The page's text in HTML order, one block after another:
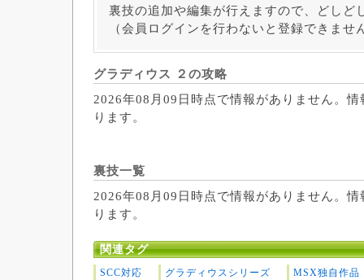
裏技の追加や編集が行えますので、どしど
（会員ログインを行わないと登録できませ
グラディウス ２の攻略
2026年08月09日時点で情報がありません。
ります。
裏技一覧
2026年08月09日時点で情報がありません。
ります。
関連タグ
SCC対応 グラディウスシリーズ MSX独自作品